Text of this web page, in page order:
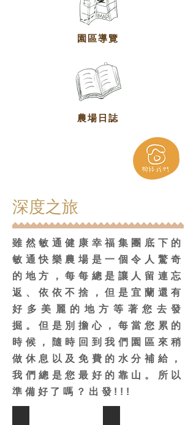
園區導覽
農場日誌
深度之旅
雖然敏通健康幸福集團底下的
敏通快樂農場是一個令人驚奇
的地方，每每總是讓人留連忘
返、依依不捨，但是宜蘭還有
好多美麗的地方等著您去發
掘。但是別擔心，每當您累的
時候，隨時回到我們園區來稍
做休息以及免費的水分補給，
我們總是您最好的靠山。所以
準備好了嗎？出發!!!